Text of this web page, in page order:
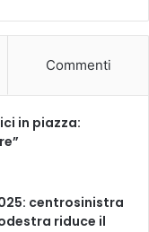
Commenti
in piazza:
centrosinistra
riduce il